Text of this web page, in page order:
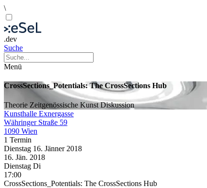
\
.dev
Suche
Menü
CrossSections_Potentials: The CrossSections Hub
Theorie Zeitgenössische KunstDiskussion
Kunsthalle Exnergasse
Währinger Straße 59
1090 Wien
1 Termin
Dienstag 16. Jänner 2018
16. Jän. 2018
Dienstag Di
17:00
CrossSections_Potentials: The CrossSections Hub